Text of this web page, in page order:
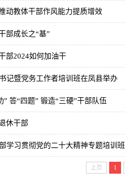
动教体干部作风能力提质增效
部成长之“基”
部2024如何加油干
记暨党务工作者培训班在凤县举办
” 答“四题” 锻造“三硬”干部队伍
休干部
学习贯彻党的二十大精神专题培训班
上页 1